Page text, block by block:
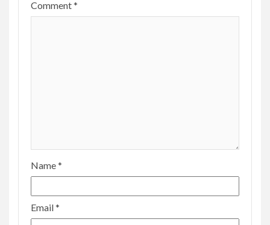
Comment*
Name*
Email*